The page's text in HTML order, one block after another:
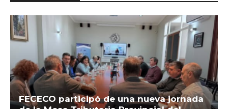
FECECO participó de una nueva jornada